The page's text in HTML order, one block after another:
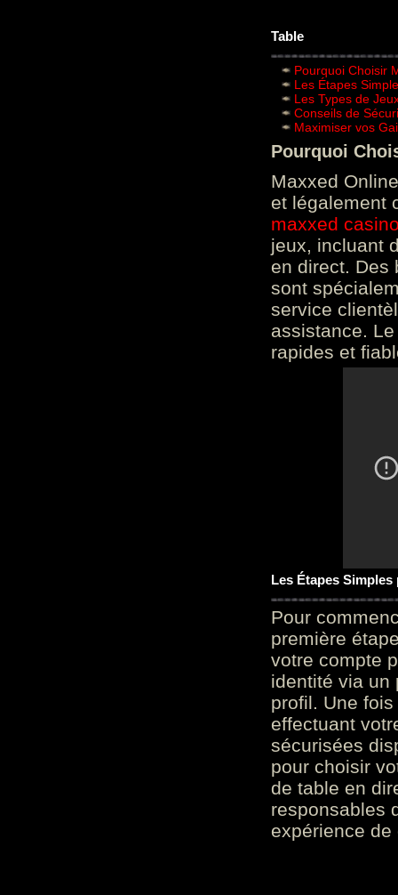
Table
Pourquoi Choisir
Les Étapes
Les Types de
Conseils de
Maximiser vos
Pourquoi
Maxxed
et légalement
maxxed
jeux, incluant
en direct. Des
sont
service
assistance.
rapides et
Les Étapes
Pour
première
votre compte
identité via un
profil. Une
effectuant
sécurisées
pour choisir
de table en
responsables
expérience